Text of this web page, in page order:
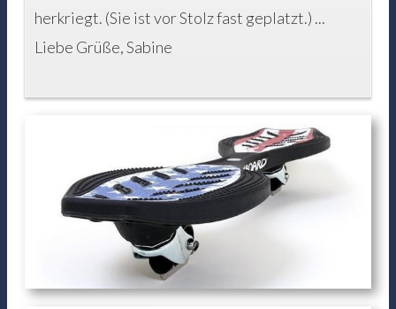
herkriegt. (Sie ist vor Stolz fast geplatzt.) ...
Liebe Grüße, Sabine